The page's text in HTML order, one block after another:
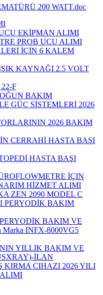
200 WATT.doc
EKİPMAN ALIMI
PROB UCU ALIMI
İÇİN 6 KALEM
KAYNAĞI 2.5 VOLT
F
BAKIM
GÜÇ SİSTEMLERİ 2026
2026 BAKIM
CERRAHİ HASTA BAŞI
HASTA BAŞI
İÇIN
HİZMET ALIMI
ZEN 2090 MODEL C
PERYODİK BAKIM
BAKIM VE
INFX-8000VG5
YILLIK BAKIM VE
İLAN
KIRMA CIHAZI 2026 YILI